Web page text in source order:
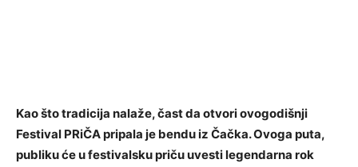
Kao što tradicija nalaže, čast da otvori ovogodišnji
Festival PRiČA pripala je bendu iz Čačka. Ovoga puta,
publiku će u festivalsku priču uvesti legendarna rok